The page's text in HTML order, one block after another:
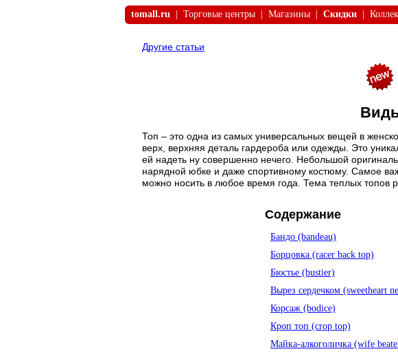
tomall.ru Торговые центры Магазины Скидки
Другие статьи
Топ – это одна из самых универсальных вещей в
верх, верхняя деталь гардероба или одежды. Это
ей надеть ну совершенно нечего. Небольшой
нарядной юбке и даже спортивному костюму. Самое
можно носить в любое время года. Тема теплых топов
Содержание
Бандо (bandeau)
Борцовка (racer back top)
Бюстье (bustier)
Вырез сердечком (sweetheart
Корсаж (bodice)
Кроп топ (crop top)
Майка-алкоголичка (wife